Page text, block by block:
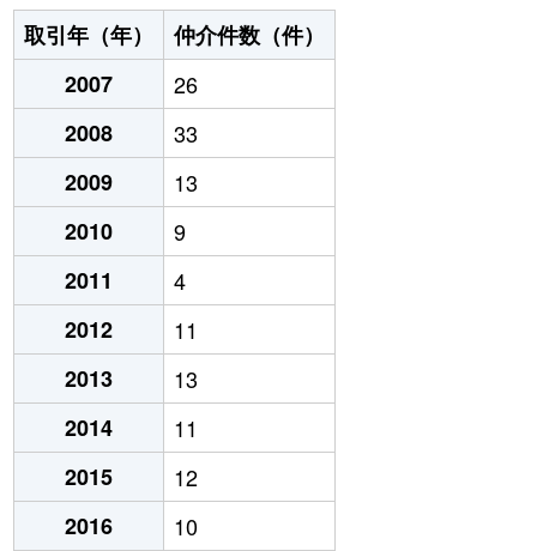
取引年（年）
仲介件数（件）
2007
26
2008
33
2009
13
2010
9
2011
4
2012
11
2013
13
2014
11
2015
12
2016
10